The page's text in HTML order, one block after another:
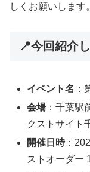
しくお願いします。
📍今回紹介
イベント名 ：
会場：千葉駅
クストサイト
開催日時：
ストオーダー